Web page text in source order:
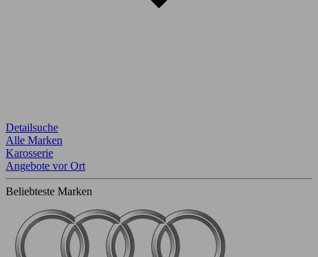
Detailsuche
Alle Marken
Karosserie
Angebote vor Ort
Beliebteste Marken